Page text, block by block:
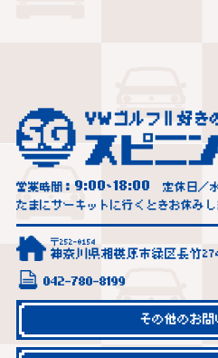
営業時間： 9:00~18:00
定休日／
たまにサーキットに行くときお休みし
〒252-0154
神奈川県相模原市緑区長竹
042-780-8199
その他のお